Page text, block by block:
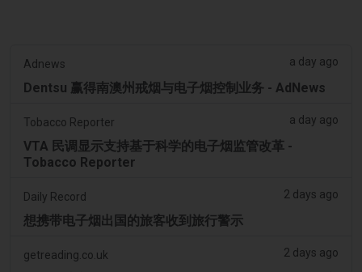
Adnews a day ago
Dentsu 赢得南澳州戒烟与电子烟控制业务 - AdNews
Tobacco Reporter a day ago
VTA 民调显示支持基于科学的电子烟监管改革 -
Tobacco Reporter
Daily Record 2 days ago
想携带电子烟出国的旅客收到旅行警示
getreading.co.uk 2 days ago